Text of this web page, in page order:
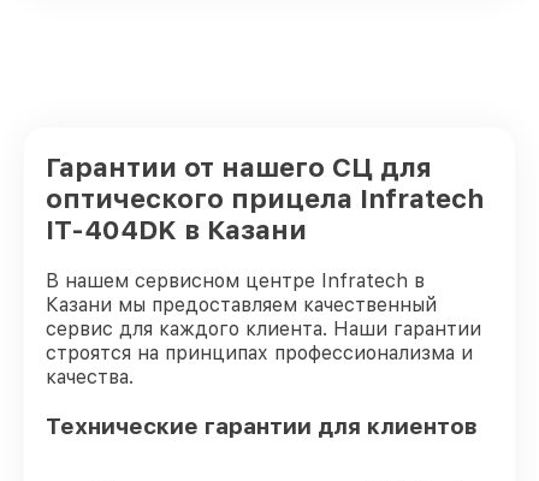
Гарантии от нашего СЦ для
оптического прицела Infratech
IT-404DK в Казани
В нашем сервисном центре Infratech в
Казани мы предоставляем качественный
сервис для каждого клиента. Наши гарантии
строятся на принципах профессионализма и
качества.
Технические гарантии для клиентов